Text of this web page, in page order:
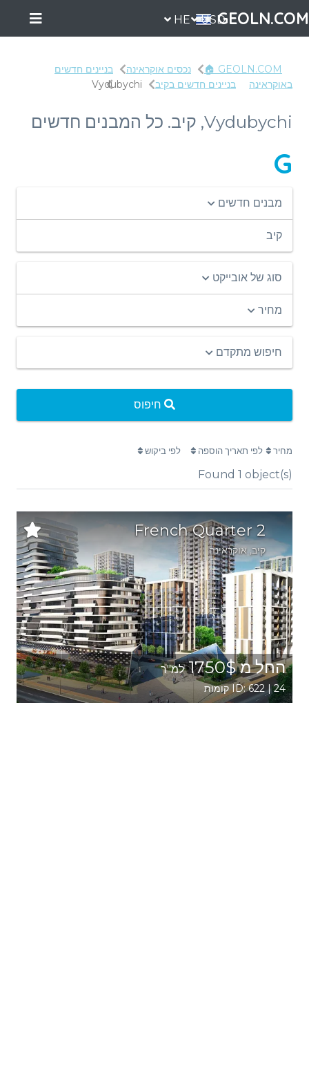
GEOLN.COM
HE USD
GEOLN.COM 🏠 נכסים אוקראינה
בניינים חדשים
באוקראינה
בניינים חדשים בקיב Vydubychi
Vydubychi, קיב. כל המבנים חדשים
G
מבנים חדשים
קיב
סוג של אובייקט
מחיר
חיפוש מתקדם
חיפוס
מחיר לפי תאריך הוספה לפי ביקוש
Found 1 object(s)
French Quarter 2
קיב, אוקראינה
החל מ 1750$ למ"ר
ID: 622 | 24 קומות